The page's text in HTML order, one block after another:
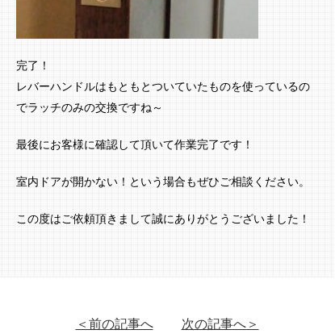
完了！
レバーハンドルはもともとついていたものを使っているの
でラッチのみの交換ですね～
最後にお客様に確認して頂いて作業完了です！
室内ドアが開かない！という場合もぜひご相談ください。
この度はご依頼頂きまして誠にありがとうございました！
＜前の記事へ 次の記事へ＞